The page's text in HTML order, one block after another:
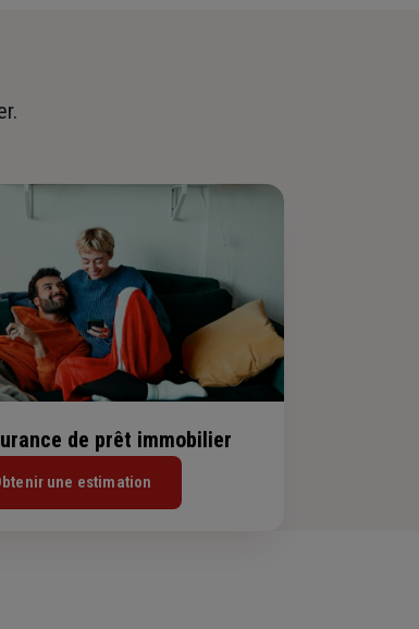
de prêt immobilier
une estimation